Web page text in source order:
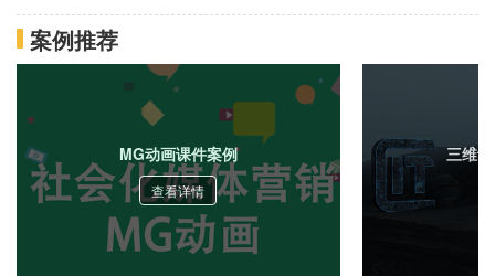
动画制作报价的高低跟什么有关系？
想做动画，如何合作？
MG动画是什么？
如何保证作品是我们想要的？
案例推荐
MG动画课件案例
查看详情
三维